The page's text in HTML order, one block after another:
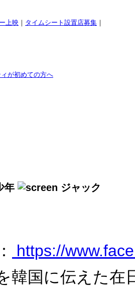
上映 ｜ タイムシート設置店募集 ｜
年
https://
韓国に伝えた